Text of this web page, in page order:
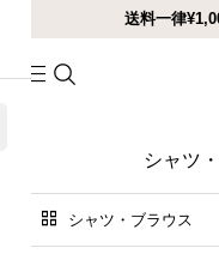
送料一律
menu
シャツ
シャツ・ブラウス